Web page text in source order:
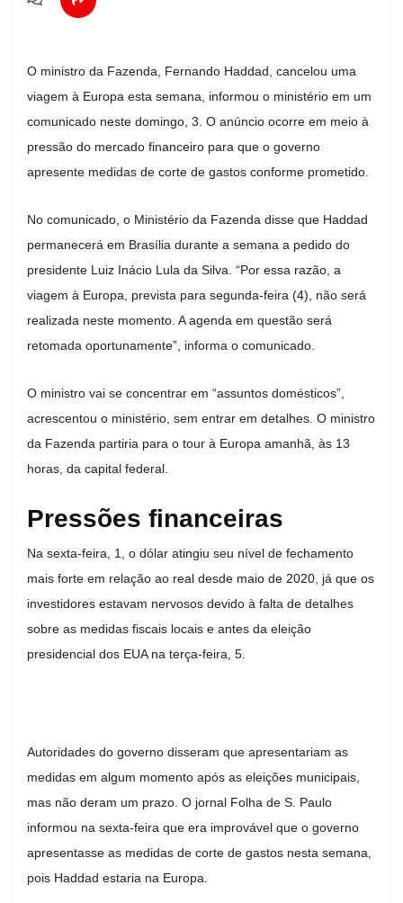
O ministro da Fazenda, Fernando Haddad, cancelou uma
viagem à Europa esta semana, informou o ministério em um
comunicado neste domingo, 3. O anúncio ocorre em meio à
pressão do mercado financeiro para que o governo
apresente medidas de corte de gastos conforme prometido.
No comunicado, o Ministério da Fazenda disse que Haddad
permanecerá em Brasília durante a semana a pedido do
presidente Luiz Inácio Lula da Silva. “Por essa razão, a
viagem à Europa, prevista para segunda-feira (4), não será
realizada neste momento. A agenda em questão será
retomada oportunamente”, informa o comunicado.
O ministro vai se concentrar em “assuntos domésticos”,
acrescentou o ministério, sem entrar em detalhes. O ministro
da Fazenda partiria para o tour à Europa amanhã, às 13
horas, da capital federal.
Pressões financeiras
Na sexta-feira, 1, o dólar atingiu seu nível de fechamento
mais forte em relação ao real desde maio de 2020, já que os
investidores estavam nervosos devido à falta de detalhes
sobre as medidas fiscais locais e antes da eleição
presidencial dos EUA na terça-feira, 5.
Autoridades do governo disseram que apresentariam as
medidas em algum momento após as eleições municipais,
mas não deram um prazo. O jornal Folha de S. Paulo
informou na sexta-feira que era improvável que o governo
apresentasse as medidas de corte de gastos nesta semana,
pois Haddad estaria na Europa.